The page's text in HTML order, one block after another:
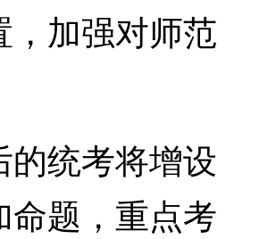
加强对师范
统考将增设
题，重点考